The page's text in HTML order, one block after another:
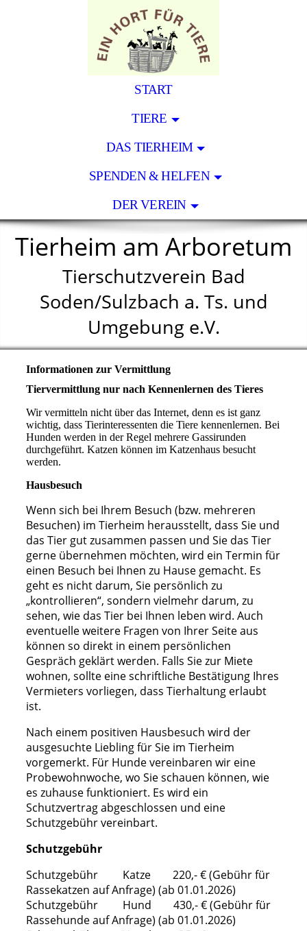
START
TIERE
DAS TIERHEIM
SPENDEN & HELFEN
DER VEREIN
Tierheim am Arboretum
Tierschutzverein Bad
Soden/Sulzbach a. Ts. und
Umgebung e.V.
Informationen zur Vermittlung
Tiervermittlung nur nach Kennenlernen des Tieres
Wir vermitteln nicht über das Internet, denn es ist ganz
wichtig, dass Tierinteressenten die Tiere kennenlernen. Bei
Hunden werden in der Regel mehrere Gassirunden
durchgeführt. Katzen können im Katzenhaus besucht
werden.
Hausbesuch
Wenn sich bei Ihrem Besuch (bzw. mehreren
Besuchen) im Tierheim herausstellt, dass Sie und
das Tier gut zusammen passen und Sie das Tier
gerne übernehmen möchten, wird ein Termin für
einen Besuch bei Ihnen zu Hause gemacht. Es
geht es nicht darum, Sie persönlich zu
„kontrollieren“, sondern vielmehr darum, zu
sehen, wie das Tier bei Ihnen leben wird. Auch
eventuelle weitere Fragen von Ihrer Seite aus
können so direkt in einem persönlichen
Gespräch geklärt werden. Falls Sie zur Miete
wohnen, sollte eine schriftliche Bestätigung Ihres
Vermieters vorliegen, dass Tierhaltung erlaubt
ist.
Nach einem positiven Hausbesuch wird der
ausgesuchte Liebling für Sie im Tierheim
vorgemerkt. Für Hunde vereinbaren wir eine
Probewohnwoche, wo Sie schauen können, wie
es zuhause funktioniert. Es wird ein
Schutzvertrag abgeschlossen und eine
Schutzgebühr vereinbart.
Schutzgebühr
Schutzgebühr Katze 220,- € (Gebühr für
Rassekatzen auf Anfrage) (ab 01.01.2026)
Schutzgebühr Hund 430,- € (Gebühr für
Rassehunde auf Anfrage) (ab 01.01.2026)